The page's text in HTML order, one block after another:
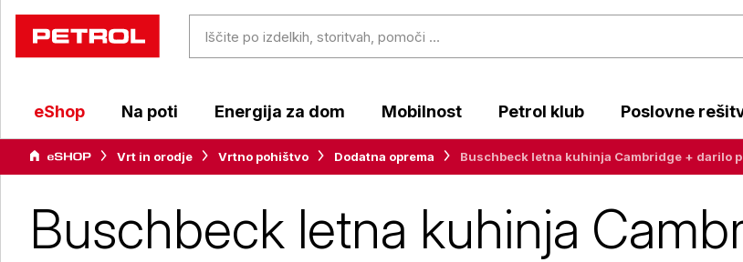
eShop Na poti Energija za dom Mobilnost Petrol klub Poslovne
Vrt in orodje Vrtno pohištvo Dodatna oprema Buschbeck letna kuhinja Cambridge + darilo
Buschbeck letna kuhinja